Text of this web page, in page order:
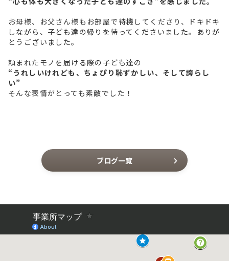
お母様、お父さん様もお部屋で待機してくださり、ドキドキ
しながら、子ども達の帰りを待ってくださいました。ありが
とうございました。
頼まれたモノを届ける際の子ども達の
“うれしいけれども、ちょぴり恥ずかしい、そして誇らし
い”
そんな表情がとっても素敵でした！
ブログ一覧